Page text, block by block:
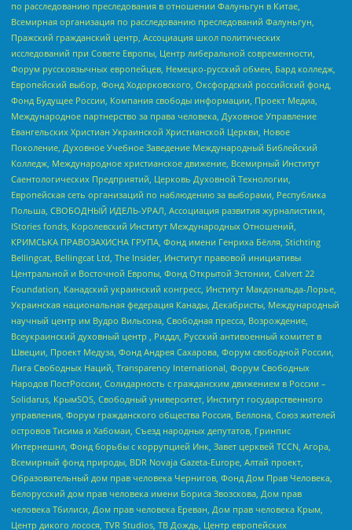
по расследованию преследования в отношении Фалуньгун в Китае,
Всемирная организация по расследованию преследований Фалуньгун,
Пражский гражданский центр, Ассоциация школ политических
исследований при Совете Европы, Центр либеральной современности,
Форум русскоязычных европейцев, Немецко-русский обмен, Бард колледж,
Европейский выбор, Фонд Ходорковского, Оксфордский российский фонд,
Фонд Будущее России, Компания свободы информации, Проект Медиа,
Международное партнерство за права человека, Духовное Управление
Евангельских Христиан Украинской Христианской Церкви, Новое
Поколение, Духовное Учебное Заведение Международный Библейский
Колледж, Международное христианское движение, Всемирный Институт
Саентологических Предприятий, Церковь Духовной Технологии,
Европейская сеть организаций по наблюдению за выборами, Республика
Польша, СВОБОДНЫЙ ИДЕЛЬ-УРАЛ, Ассоциация развития журналистики,
IStories fonds, Королевский Институт Международных Отношений,
КРИМСЬКА ПРАВОЗАХИСНА ГРУПА, Фонд имени Генриха Бёлля, Stichting
Bellingcat, Bellingcat Ltd, The Insider, Институт правовой инициативы
Центральной и Восточной Европы, Фонд Открытой Эстонии, Calvert 22
Foundation, Канадский украинский конгресс, Институт Макдональда-Лорье,
Украинская национальная федерация Канады, Декабристы, Международный
научный центр им Вудро Вильсона, Свободная пресса, Возрождение,
Всеукраинский духовный центр , Риддл, Русский антивоенный комитет в
Швеции, Проект Медуза, Фонд Андрея Сахарова, Форум свободной России,
Лига Свободных Наций, Transparеncy International, Форум Свободных
Народов ПостРоссии, Солидарность с гражданским движением в России –
Solidarus, КрымSOS, Свободный университет, Институт государственного
управления, Форум гражданского общества Россия, Беллона, Союз жителей
островов Тисима и Хабомаи, Съезд народных депутатов, Гринпис
Интернешнл, Фонд борьбы с коррупцией Инк, Завет церквей TCCN, Агора,
Всемирный фонд природы, BDR Novaja Gazeta-Europe, Алтай проект,
Образовательный дом прав человека Чернигов, Фонд Дом Прав Человека,
Белорусский дом прав человека имени Бориса Звозскова, Дом прав
человека Тбилиси, Дом прав человека Ереван, Дом прав человека Крым,
Центр дикого лосося, TVR Studios, ТВ Дождь, Центр европейских